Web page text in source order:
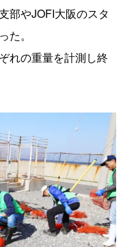
部やJOFI大阪のスタ
た。
れの重量を計測し終